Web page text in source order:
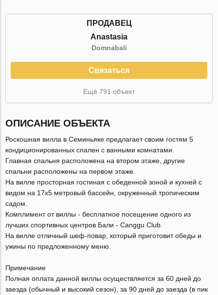
ПРОДАВЕЦ
Anastasia
Domnabali
Связаться
Ещё 791 объект
ОПИСАНИЕ ОБЪЕКТА
Роскошная вилла в Семиньяке предлагает своим гостям 5
кондиционированных спален с ванными комнатами.
Главная спальня расположена на втором этаже, другие
спальни расположены на первом этаже.
На вилле просторная гостиная с обеденной зоной и кухней с
видом на 17х5 метровый бассейн, окруженный тропическим
садом.
Комплимент от виллы - бесплатное посещение одного из
лучших спортивных центров Бали - Canggu Club.
На вилле отличный шеф-повар, который приготовит обеды и
ужины по предложенному меню.
Примечание
Полная оплата данной виллы осуществляется за 60 дней до
заезда (обычный и высокий сезон), за 90 дней до заезда (в пик